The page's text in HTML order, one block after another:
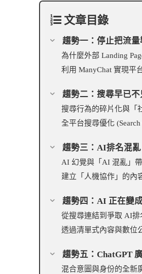
文章目錄
趨勢一：停止把流
為什麼外部 Landing
利用 ManyChat 實現平
趨勢二：搜尋早已
搜尋行為的碎片化與「
全平台搜尋優化
趨勢三：AI排名混
AI 幻覺與「AI 混亂」
建立「人機協作」的內
趨勢四：AI 正在變
從搜尋連結到爭取 AI排
透過清單式內容與數位
趨勢五：ChatGPT
混合意圖與身份的全新